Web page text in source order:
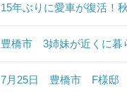
15年ぶりに愛車が復活！
豊橋市 3姉妹が近くに暮
7月25日 豊橋市 F様邸